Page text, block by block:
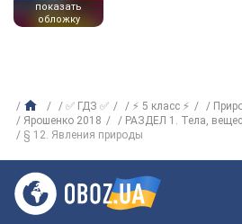
показать
обложку
✅ ГДЗ ✅ ⚡ 5 класс ⚡
Ярошенко 2018
РАЗДЕЛ 1. Тела,
§ 12. Явления природы